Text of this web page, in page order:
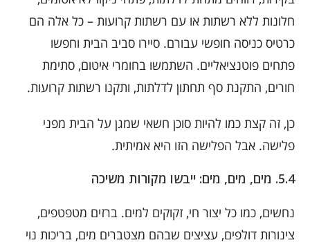
חלונות ללא רשתות או עם רשתות קרועות – כל אלה הם
כרטיס כניסה חופשי עבורם. סיירו סביב הבית וחפשו
פתחים פוטנציאליים. השתמשו בחומרי איטום, סתימת
חורים, התקנת סף תחתון לדלתות, ותקנו רשתות קרועות.
כן, זה קצת כמו להיות סוכן חשאי שמגן על הבית מפני
פלישה. אבל הפלישה הזו היא אמיתית.
5.4. מים, מים, מים: ייבשו מקורות משיכה
נחשים, כמו כל יצור חי, זקוקים למים. ברזים מטפטפים,
צינורות דולפים, עציצים שבהם מצטברים מים, בריכות נוי